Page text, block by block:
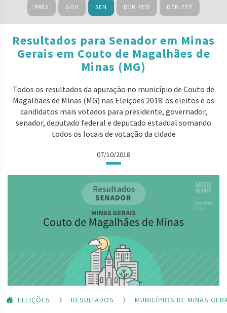
PRES GOV SEN DEP. FED DEP. EST
Resultados para Senador em Minas
Gerais em Couto de Magalhães de
Minas (MG)
Todos os resultados da apuração no município de Couto de
Magalhães de Minas (MG) nas Eleições 2018: os eleitos e os
candidatos mais votados para presidente, governador,
senador, deputado federal e deputado estadual somando
todos os locais de votação da cidade
07/10/2018
ELEIÇÕES RESULTADOS
MUNICÍPIOS DE MINAS